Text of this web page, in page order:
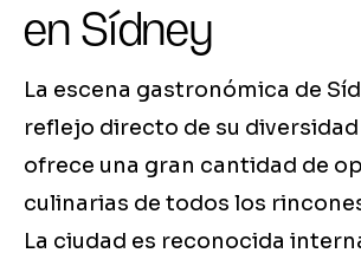
en Sídney
La escena gastronómica de
reflejo directo de su
ofrece una gran cantidad de
culinarias de todos los
La ciudad es reconocida